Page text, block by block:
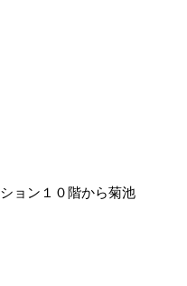
ョン１０階から菊池